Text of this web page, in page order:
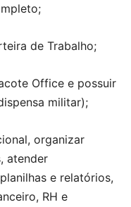
de Trabalho;
Office e possuir
militar);
organizar
atender
e relatórios,
RH e